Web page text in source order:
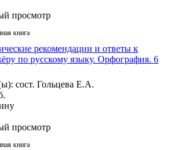
просмотр
книга
рекомендации и ответы к
по русскому языку. Орфография. 6
сост. Гольцева Е.А.
просмотр
книга